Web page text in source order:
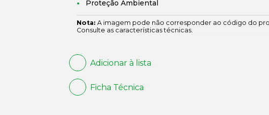
Proteção Ambiental
Nota: A imagem pode não corresponder ao código do
Consulte as características técnicas.
Adicionar à lista
Ficha Técnica